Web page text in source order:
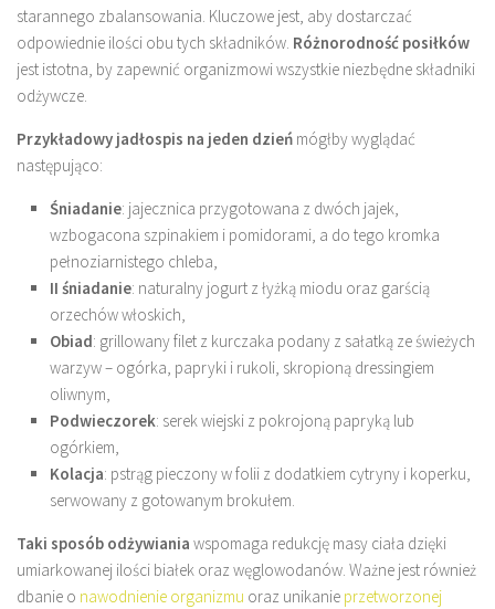
starannego zbalansowania. Kluczowe jest, aby dostarczać
odpowiednie ilości obu tych składników. Różnorodność posiłków
jest istotna, by zapewnić organizmowi wszystkie niezbędne składniki
odżywcze.
Przykładowy jadłospis na jeden dzień mógłby wyglądać
następująco:
Śniadanie: jajecznica przygotowana z dwóch jajek,
wzbogacona szpinakiem i pomidorami, a do tego kromka
pełnoziarnistego chleba,
II śniadanie: naturalny jogurt z łyżką miodu oraz garścią
orzechów włoskich,
Obiad: grillowany filet z kurczaka podany z sałatką ze świeżych
warzyw – ogórka, papryki i rukoli, skropioną dressingiem
oliwnym,
Podwieczorek: serek wiejski z pokrojoną papryką lub
ogórkiem,
Kolacja: pstrąg pieczony w folii z dodatkiem cytryny i koperku,
serwowany z gotowanym brokułem.
Taki sposób odżywiania wspomaga redukcję masy ciała dzięki
umiarkowanej ilości białek oraz węglowodanów. Ważne jest również
dbanie o nawodnienie organizmu oraz unikanie przetworzonej